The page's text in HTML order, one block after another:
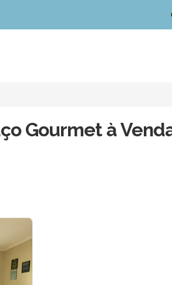
Gourmet à